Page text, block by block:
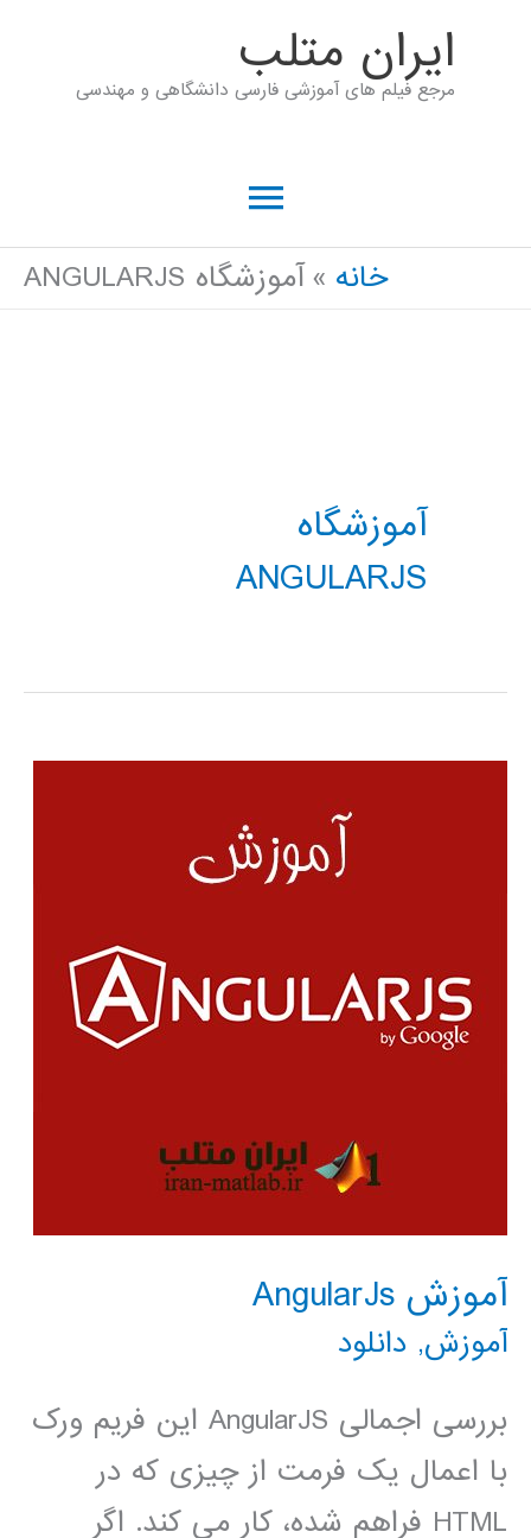
ايران متلب
مرجع فیلم های آموزشی فارسی دانشگاهی و مهندسی
فهرست
اصلی
خانه آموزشگاه ANGULARJS
آموزشگاه
ANGULARJS
آموزش AngularJs
آموزش, دانلود
بررسی اجمالی AngularJS این فریم ورک
با اعمال یک فرمت از چیزی که در
HTML فراهم شده، کار می کند. اگر